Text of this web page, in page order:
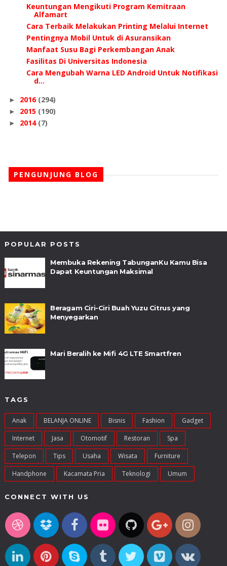
Keuntungan Mengikuti Program Kemitraan
Alfamart
Cara Terbaik Melakukan Printing Melalui Internet
Pentingnya Mobil Untuk di Asuransikan
Manfaat Susu Bagi Perkembangan Anak
Fasilitas Di Universitas Indonesia
Cara Mengubah Warna LED Android Untuk Notifikasi
d...
► 2016 (294)
► 2015 (190)
► 2014 (7)
PENGUNJUNG BLOG
POPULAR POSTS
Membuka Rekening TabunganKu Kamu Bisa
Dapat Keuntungan Maksimal
Beragam Ciri-Ciri Buah Yuzu Citrus yang
Menyegarkan
Mari Beralih ke Mifi 4G LTE Smartfren
TAGS
Anak BELANJA ONLINE Bisnis Fashion Gadget
Internet Jasa Otomotif Restoran Spa
Telepon Tips Usaha Wisata Furniture
Handphone Kacamata Pria Teknologi Umum
CONNECT WITH US